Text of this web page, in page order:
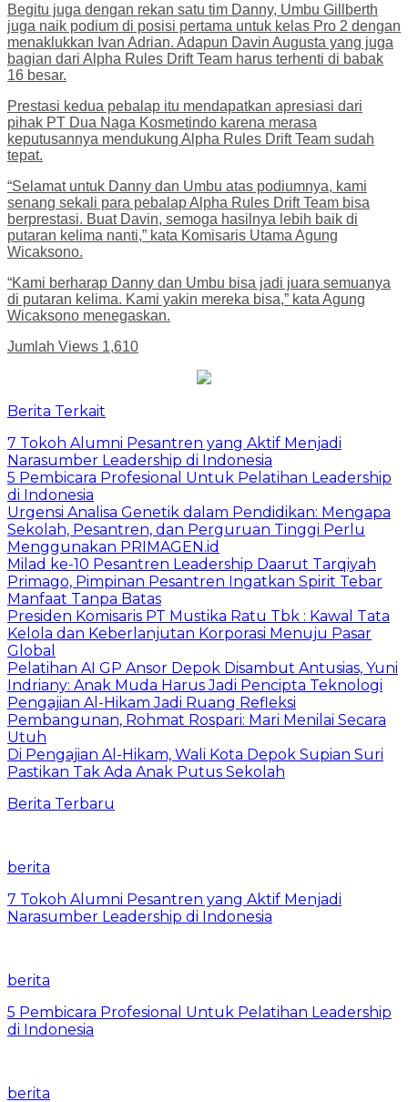
Begitu juga dengan rekan satu tim Danny, Umbu Gillberth
juga naik podium di posisi pertama untuk kelas Pro 2 dengan
menaklukkan Ivan Adrian. Adapun Davin Augusta yang juga
bagian dari Alpha Rules Drift Team harus terhenti di babak
16 besar.
Prestasi kedua pebalap itu mendapatkan apresiasi dari
pihak PT Dua Naga Kosmetindo karena merasa
keputusannya mendukung Alpha Rules Drift Team sudah
tepat.
“Selamat untuk Danny dan Umbu atas podiumnya, kami
senang sekali para pebalap Alpha Rules Drift Team bisa
berprestasi. Buat Davin, semoga hasilnya lebih baik di
putaran kelima nanti,” kata Komisaris Utama Agung
Wicaksono.
“Kami berharap Danny dan Umbu bisa jadi juara semuanya
di putaran kelima. Kami yakin mereka bisa,” kata Agung
Wicaksono menegaskan.
Jumlah Views 1,610
Berita Terkait
7 Tokoh Alumni Pesantren yang Aktif Menjadi
Narasumber Leadership di Indonesia
5 Pembicara Profesional Untuk Pelatihan Leadership
di Indonesia
Urgensi Analisa Genetik dalam Pendidikan: Mengapa
Sekolah, Pesantren, dan Perguruan Tinggi Perlu
Menggunakan PRIMAGEN.id
Milad ke-10 Pesantren Leadership Daarut Tarqiyah
Primago, Pimpinan Pesantren Ingatkan Spirit Tebar
Manfaat Tanpa Batas
Presiden Komisaris PT Mustika Ratu Tbk : Kawal Tata
Kelola dan Keberlanjutan Korporasi Menuju Pasar
Global
Pelatihan AI GP Ansor Depok Disambut Antusias, Yuni
Indriany: Anak Muda Harus Jadi Pencipta Teknologi
Pengajian Al-Hikam Jadi Ruang Refleksi
Pembangunan, Rohmat Rospari: Mari Menilai Secara
Utuh
Di Pengajian Al-Hikam, Wali Kota Depok Supian Suri
Pastikan Tak Ada Anak Putus Sekolah
Berita Terbaru
berita
7 Tokoh Alumni Pesantren yang Aktif Menjadi
Narasumber Leadership di Indonesia
berita
5 Pembicara Profesional Untuk Pelatihan Leadership
di Indonesia
berita